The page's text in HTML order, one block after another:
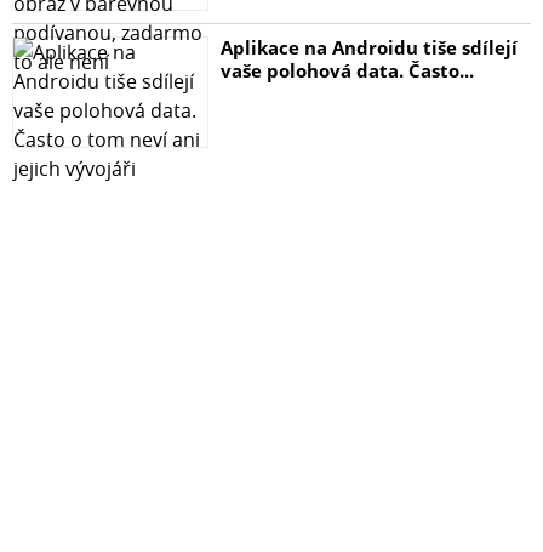
Aplikace na Androidu tiše sdílejí
vaše polohová data. Často...